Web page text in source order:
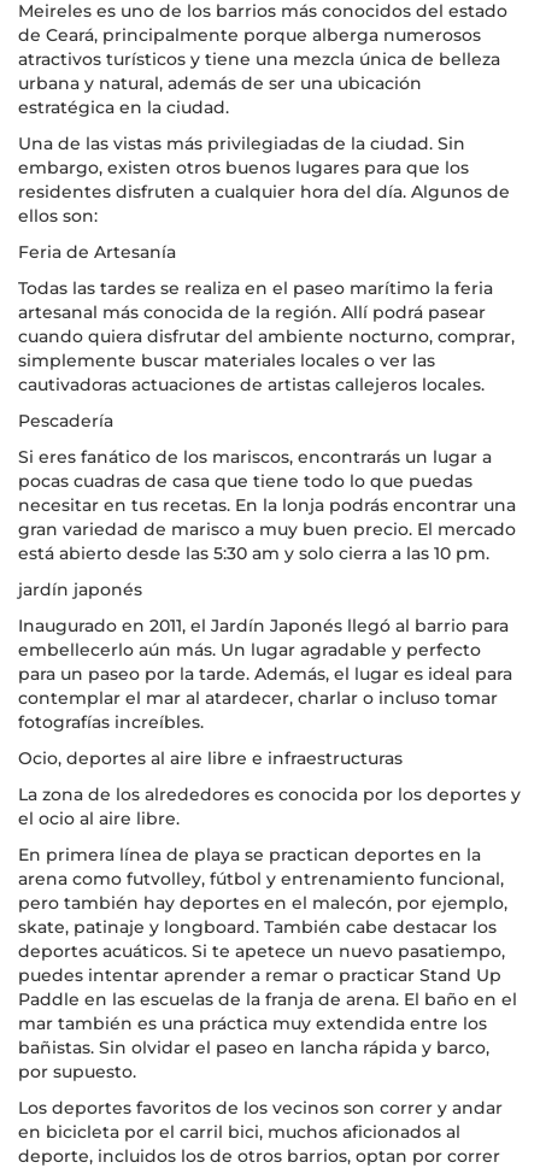
Meireles es uno de los barrios más conocidos del estado
de Ceará, principalmente porque alberga numerosos
atractivos turísticos y tiene una mezcla única de belleza
urbana y natural, además de ser una ubicación
estratégica en la ciudad.
Una de las vistas más privilegiadas de la ciudad. Sin
embargo, existen otros buenos lugares para que los
residentes disfruten a cualquier hora del día. Algunos de
ellos son:
Feria de Artesanía
Todas las tardes se realiza en el paseo marítimo la feria
artesanal más conocida de la región. Allí podrá pasear
cuando quiera disfrutar del ambiente nocturno, comprar,
simplemente buscar materiales locales o ver las
cautivadoras actuaciones de artistas callejeros locales.
Pescadería
Si eres fanático de los mariscos, encontrarás un lugar a
pocas cuadras de casa que tiene todo lo que puedas
necesitar en tus recetas. En la lonja podrás encontrar una
gran variedad de marisco a muy buen precio. El mercado
está abierto desde las 5:30 am y solo cierra a las 10 pm.
jardín japonés
Inaugurado en 2011, el Jardín Japonés llegó al barrio para
embellecerlo aún más. Un lugar agradable y perfecto
para un paseo por la tarde. Además, el lugar es ideal para
contemplar el mar al atardecer, charlar o incluso tomar
fotografías increíbles.
Ocio, deportes al aire libre e infraestructuras
La zona de los alrededores es conocida por los deportes y
el ocio al aire libre.
En primera línea de playa se practican deportes en la
arena como futvolley, fútbol y entrenamiento funcional,
pero también hay deportes en el malecón, por ejemplo,
skate, patinaje y longboard. También cabe destacar los
deportes acuáticos. Si te apetece un nuevo pasatiempo,
puedes intentar aprender a remar o practicar Stand Up
Paddle en las escuelas de la franja de arena. El baño en el
mar también es una práctica muy extendida entre los
bañistas. Sin olvidar el paseo en lancha rápida y barco,
por supuesto.
Los deportes favoritos de los vecinos son correr y andar
en bicicleta por el carril bici, muchos aficionados al
deporte, incluidos los de otros barrios, optan por correr